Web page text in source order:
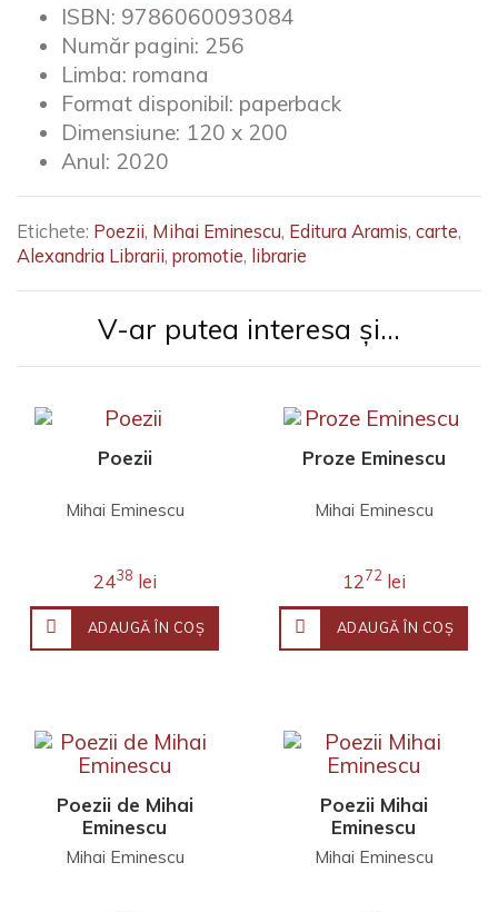
ISBN: 9786060093084
Număr pagini: 256
Limba: romana
Format disponibil: paperback
Dimensiune: 120 x 200
Anul: 2020
Etichete: Poezii, Mihai Eminescu, Editura Aramis, carte,
Alexandria Librarii, promotie, librarie
V-ar putea interesa și...
Poezii
Mihai Eminescu
2438 lei
ADAUGĂ ÎN COŞ
Proze Eminescu
Mihai Eminescu
1272lei
ADAUGĂ ÎN COŞ
Poezii de Mihai
Eminescu
Mihai Eminescu
Poezii Mihai
Eminescu
Mihai Eminescu